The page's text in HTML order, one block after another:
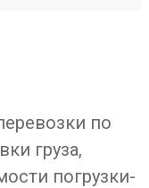
по
груза,
погрузки-